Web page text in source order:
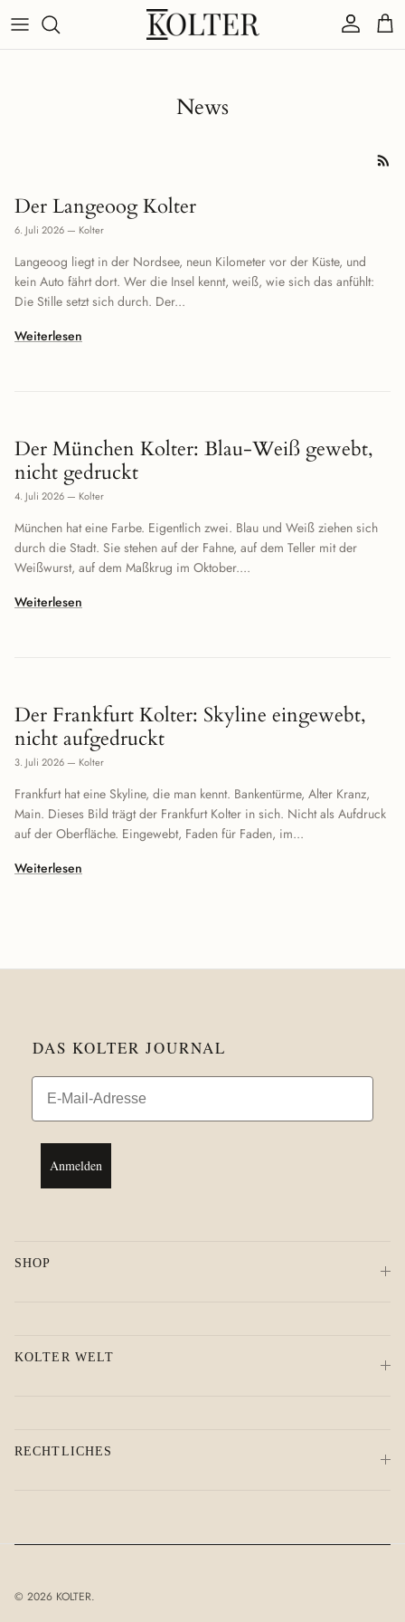
Konto
News
Der Langeoog Kolter
6. Juli 2026— Kolter
Langeoog liegt in der Nordsee, neun Kilometer vor der Küste, und
kein Auto fährt dort. Wer die Insel kennt, weiß, wie sich das anfühlt:
Die Stille setzt sich durch. Der...
Weiterlesen
Der München Kolter: Blau-Weiß gewebt,
nicht gedruckt
4. Juli 2026— Kolter
München hat eine Farbe. Eigentlich zwei. Blau und Weiß ziehen sich
durch die Stadt. Sie stehen auf der Fahne, auf dem Teller mit der
Weißwurst, auf dem Maßkrug im Oktober....
Weiterlesen
Der Frankfurt Kolter: Skyline eingewebt,
nicht aufgedruckt
3. Juli 2026— Kolter
Frankfurt hat eine Skyline, die man kennt. Bankentürme, Alter Kranz,
Main. Dieses Bild trägt der Frankfurt Kolter in sich. Nicht als Aufdruck
auf der Oberfläche. Eingewebt, Faden für Faden, im...
Weiterlesen
DAS KOLTER JOURNAL
Email
Anmelden
SHOP
KOLTER WELT
RECHTLICHES
© 2026 KOLTER.